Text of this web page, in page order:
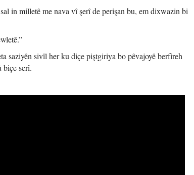
in milletê me nava vî şerî de perişan bu, em dixwazin bi
saziyên sivîl her ku diçe piştgiriya bo pêvajoyê berfireh
biçe serî.